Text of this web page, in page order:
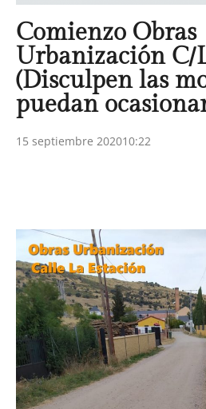
Comienzo Obras
Urbanización C/
(Disculpen las
puedan
15 septiembre 202010:22